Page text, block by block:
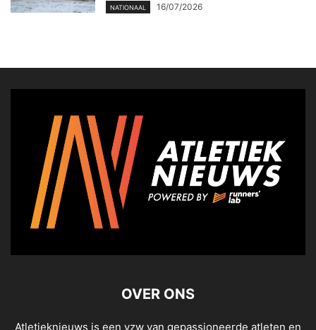
NATIONAAL 16/07/2026
OVER ONS
Atletieknieuws is een vzw van gepassioneerde atleten en